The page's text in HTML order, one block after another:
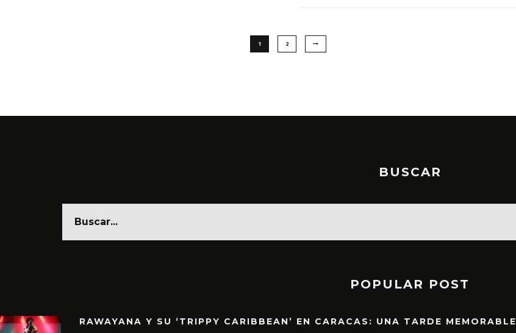
1 2
BUSCAR
POPULAR POST
RAWAYANA Y SU ‘TRIPPY CARIBBEAN’ EN CARACAS: UNA TARDE MEMORABLE